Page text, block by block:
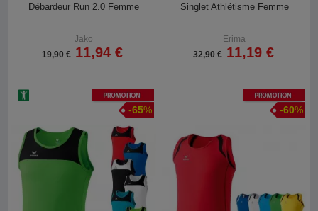
Débardeur Run 2.0 Femme
Jako
19,90 € 11,94 €
Singlet Athlétisme Femme
Erima
32,90 € 11,19 €
Promotion
-65%
Promotion
-60%